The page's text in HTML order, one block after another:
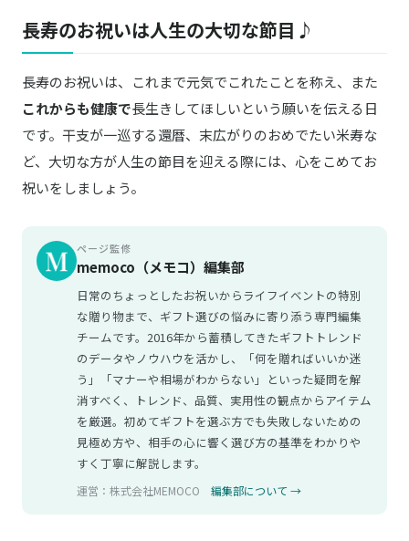
長寿のお祝いは人生の大切な節目♪
長寿のお祝いは、これまで元気でこれたことを称え、また
これからも健康で長生きしてほしいという願いを伝える日
です。干支が一巡する還暦、末広がりのおめでたい米寿な
ど、大切な方が人生の節目を迎える際には、心をこめてお
祝いをしましょう。
ページ監修
memoco（メモコ）編集部
日常のちょっとしたお祝いからライフイベントの特別
な贈り物まで、ギフト選びの悩みに寄り添う専門編集
チームです。2016年から蓄積してきたギフトトレンド
のデータやノウハウを活かし、「何を贈ればいいか迷
う」「マナーや相場がわからない」といった疑問を解
消すべく、トレンド、品質、実用性の観点からアイテム
を厳選。初めてギフトを選ぶ方でも失敗しないための
見極め方や、相手の心に響く選び方の基準をわかりや
すく丁寧に解説します。
運営：株式会社MEMOCO 編集部について →